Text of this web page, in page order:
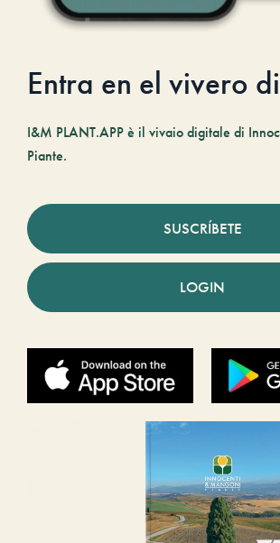
Entra en el vivero
I&M PLANT.APP è il vivaio digitale di
Piante.
SUSCRÍBETE
LOGIN